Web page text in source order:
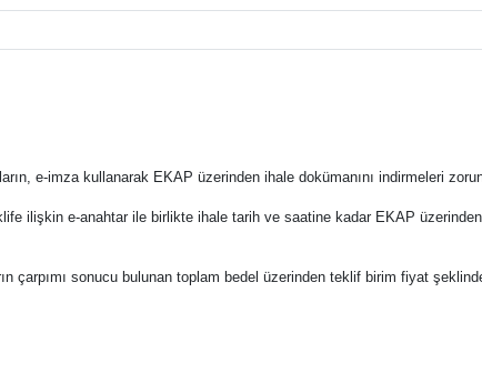
e-imza kullanarak EKAP üzerinden ihale dokümanını indirmeleri
ilişkin e-anahtar ile birlikte ihale tarih ve saatine kadar EKAP üzerinden
sonucu bulunan toplam bedel üzerinden teklif birim fiyat